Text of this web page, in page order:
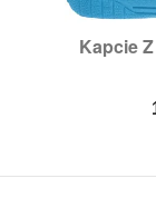
Kapcie
